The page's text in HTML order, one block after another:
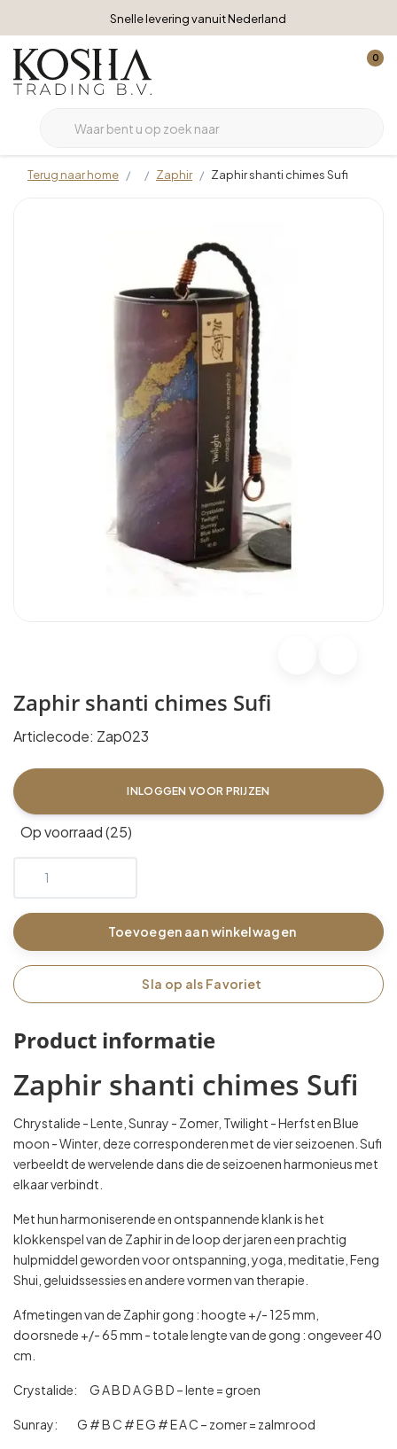
Snelle levering vanuit Nederland
0
Terug naar home Zaphir Zaphir shanti chimes Sufi
Zaphir shanti chimes Sufi
Articlecode: Zap023
INLOGGEN VOOR PRIJZEN
Op voorraad (25)
Toevoegen aan winkelwagen
Sla op als Favoriet
Product informatie
Zaphir shanti chimes Sufi
Chrystalide - Lente, Sunray - Zomer, Twilight - Herfst en Blue
moon - Winter, deze corresponderen met de vier seizoenen. Sufi
verbeeldt de wervelende dans die de seizoenen harmonieus met
elkaar verbindt.
Met hun harmoniserende en ontspannende klank is het
klokkenspel van de Zaphir in de loop der jaren een prachtig
hulpmiddel geworden voor ontspanning, yoga, meditatie, Feng
Shui, geluidssessies en andere vormen van therapie.
Afmetingen van de Zaphir gong : hoogte +/- 125 mm,
doorsnede +/- 65 mm - totale lengte van de gong : ongeveer 40
cm.
Crystalide: G A B D A G B D – lente = groen
Sunray: G # B C # E G # E A C – zomer = zalmrood